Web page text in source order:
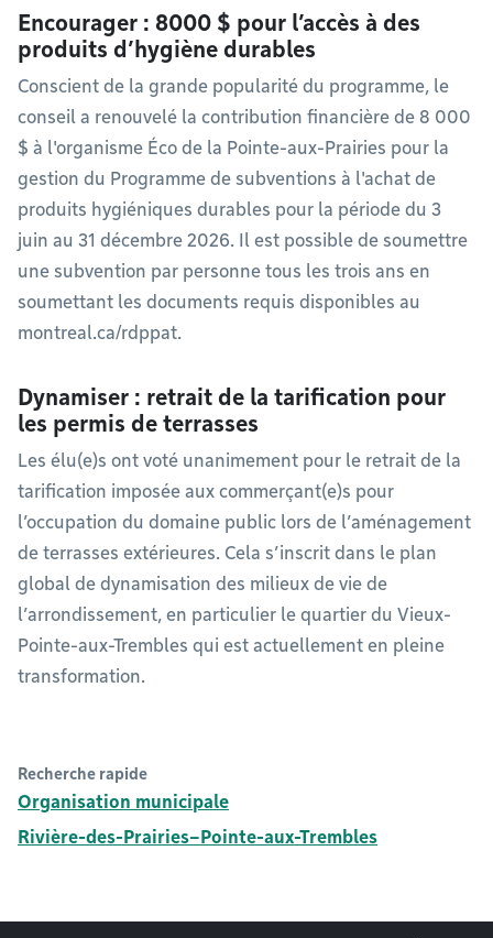
Encourager : 8000 $ pour l’accès à des
produits d’hygiène durables
Conscient de la grande popularité du programme, le
conseil a renouvelé la contribution financière de 8 000
$ à l'organisme Éco de la Pointe-aux-Prairies pour la
gestion du Programme de subventions à l'achat de
produits hygiéniques durables pour la période du 3
juin au 31 décembre 2026. Il est possible de soumettre
une subvention par personne tous les trois ans en
soumettant les documents requis disponibles au
montreal.ca/rdppat.
Dynamiser : retrait de la tarification pour
les permis de terrasses
Les élu(e)s ont voté unanimement pour le retrait de la
tarification imposée aux commerçant(e)s pour
l’occupation du domaine public lors de l’aménagement
de terrasses extérieures. Cela s’inscrit dans le plan
global de dynamisation des milieux de vie de
l’arrondissement, en particulier le quartier du Vieux-
Pointe-aux-Trembles qui est actuellement en pleine
transformation.
Recherche rapide
Organisation municipale
Rivière-des-Prairies–Pointe-aux-Trembles